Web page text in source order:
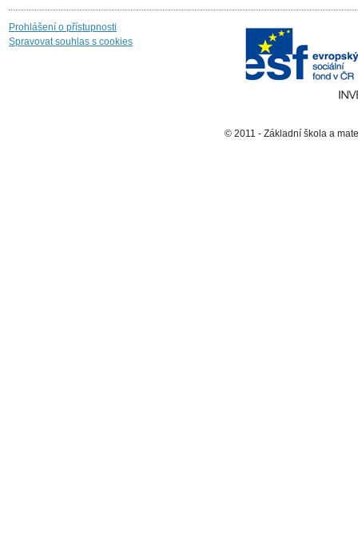
Prohlášení o přístupnosti
Spravovat souhlas s cookies
© 2011 - Základní škola a